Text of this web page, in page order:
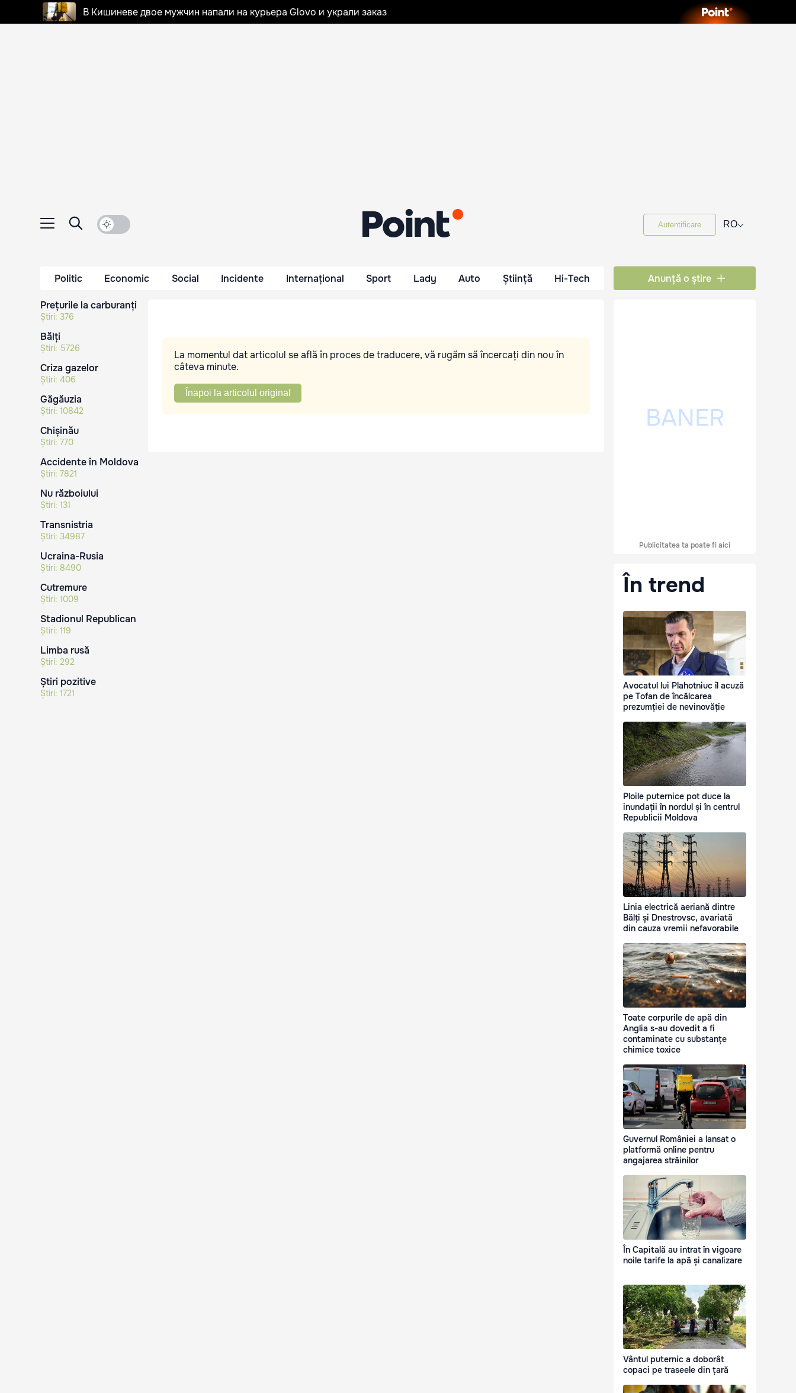
В Кишиневе двое мужчин напали на курьера Glovo и украли заказ
Autentificare RO⌵
Politic Economic Social Incidente Internațional Sport Lady Auto Știință Hi-Tech Anunță o știre
Prețurile la carburanți
Știri: 376
Bălți
Știri: 5726
Criza gazelor
Știri: 406
Găgăuzia
Știri: 10842
Chișinău
Știri: 770
Accidente în Moldova
Știri: 7821
Nu războiului
Știri: 131
Transnistria
Știri: 34987
Ucraina-Rusia
Știri: 8490
Cutremure
Știri: 1009
Stadionul Republican
Știri: 119
Limba rusă
Știri: 292
Știri pozitive
Știri: 1721
La momentul dat articolul se află în proces de traducere, vă rugăm să încercați din nou în
câteva minute.
Înapoi la articolul original
Publicitatea ta poate fi aici
În trend
Avocatul lui Plahotniuc îl acuză
pe Tofan de încălcarea
prezumției de nevinovăție
Ploile puternice pot duce la
inundații în nordul și în centrul
Republicii Moldova
Linia electrică aeriană dintre
Bălți și Dnestrovsc, avariată
din cauza vremii nefavorabile
Toate corpurile de apă din
Anglia s-au dovedit a fi
contaminate cu substanțe
chimice toxice
Guvernul României a lansat o
platformă online pentru
angajarea străinilor
În Capitală au intrat în vigoare
noile tarife la apă și canalizare
Vântul puternic a doborât
copaci pe traseele din țară